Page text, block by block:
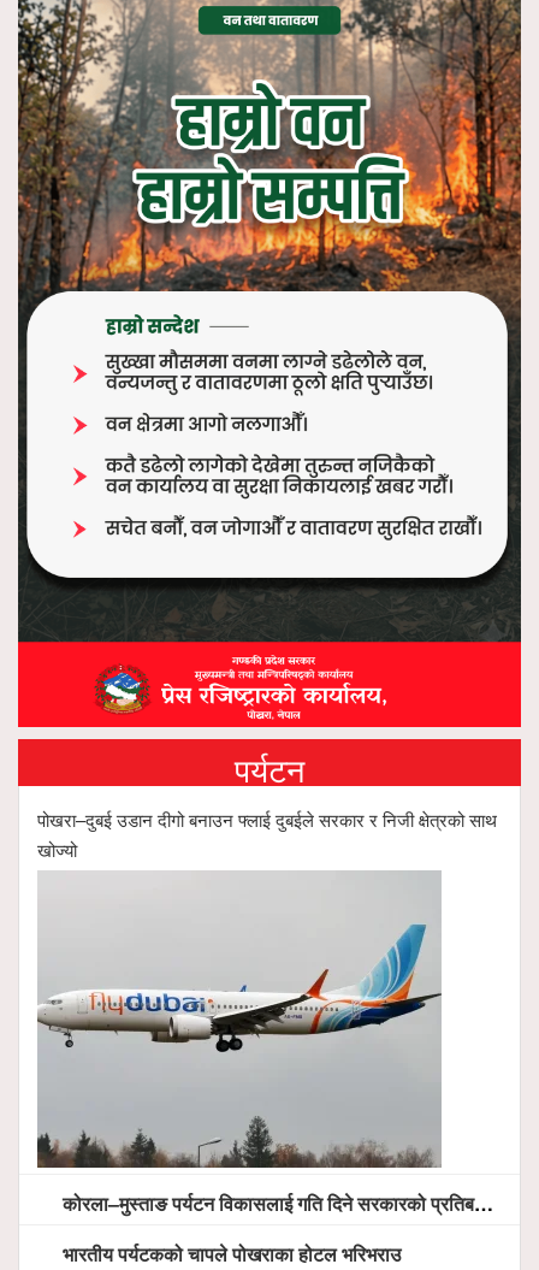
पर्यटन
पोखरा–दुबई उडान दीगो बनाउन फ्लाई दुबईले सरकार र निजी क्षेत्रको साथ
खोज्यो
कोरला–मुस्ताङ पर्यटन विकासलाई गति दिने सरकारको प्रतिबद्धता, स्थानीय सरोकारवालासँग व्यापक छलफल
भारतीय पर्यटकको चापले पोखराका होटल भरिभराउ